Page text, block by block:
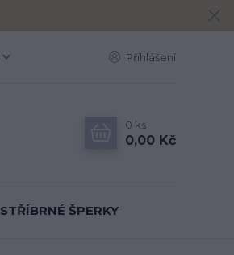
Přihlášení
0 ks
0,00 Kč
STŘÍBRNÉ ŠPERKY